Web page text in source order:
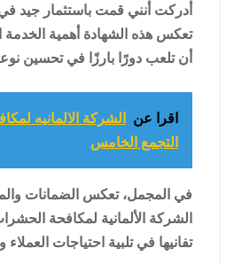
أدركت أنني قمت باستثمار جيد
تعكس هذه الشهادة أهمية
أن تلعب دورًا بارزًا في تحسين
اقرا عن الشركة الالمانيه
التجمع الخامس
في المجمل، تعكس الضمانات
الشركة الألمانية لمكافحة
تفانيها في تلبية احتياجات العملاء